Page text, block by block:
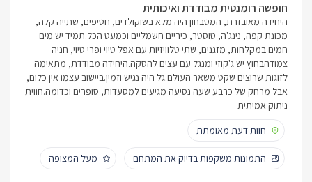
חופשה רומנטית מבודדת ואיכותית
היחידה מאובזרת, המטבחון היה מלא בשוקולדים, חטיפים, שתייה קלה,
מכונת קפה, נינג'ה, טוסטר, כיריים חשמליים וכמעט הכל.תמיד יש מים
חמים במקלחות, מזגנים, שתי טלוויזיות עם אפל טיוי ופרי טיוי, חניה
צמודהבחוץ יש ג'קוזי ומנגל עם עצים להסקה.היחידה מבודדת, מתאימה
לזוגות שרוצים שקט משאר העולם.גל היה נגיש וזמין.ביישוב עצמו אין כלום,
אבל מרחק של כרבע שעה נסיעה מגיעים למסעדות, סופרים וכדומה.חווית
ניתוק אמיתית
חוות דעת מאומתת
התמונות משקפות בדיוק את המתחם מעל המצופה